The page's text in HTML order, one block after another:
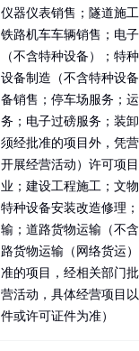
仪器仪表销售；隧道施
铁路机车车辆销售；电
（不含特种设备）；特
设备制造（不含特种设
备销售；停车场服务；
务；电子过磅服务；装
须经批准的项目外，凭
开展经营活动）许可项
业；建设工程施工；文
特种设备安装改造修理
输；道路货物运输（不
路货物运输（网络货运
准的项目，经相关部门
营活动，具体经营项目
件或许可证件为准）